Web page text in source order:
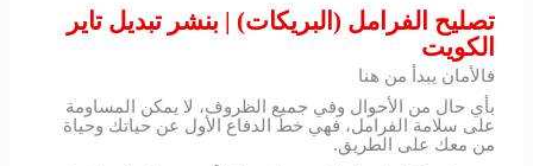
تصليح الفرامل (البريكات) | بنشر تبديل تاير
الكويت
فالأمان يبدأ من هنا
بأي حال من الأحوال وفي جميع الظروف، لا يمكن المساومة
على سلامة الفرامل، فهي خط الدفاع الأول عن حياتك وحياة
من معك على الطريق.